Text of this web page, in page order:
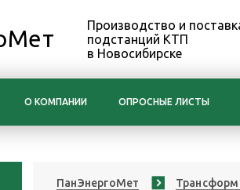
Производство и
подстанций КТП
в Новосибирске
О КОМПАНИИ ОПРОСНЫЕ ЛИСТЫ
ПанЭнергоМет